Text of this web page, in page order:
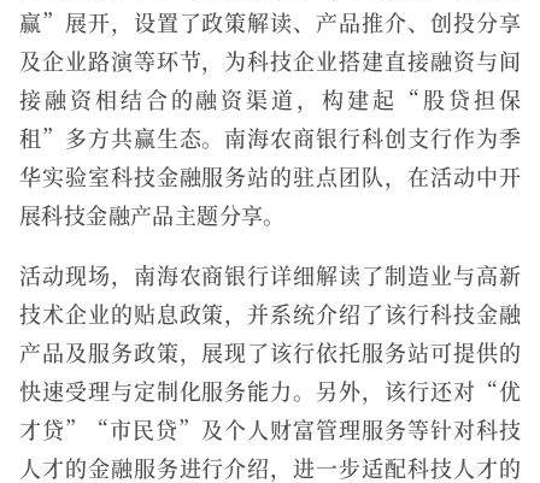
赢”展开，设置了政策解读、产品推介、创投分享
及企业路演等环节，为科技企业搭建直接融资与间
接融资相结合的融资渠道，构建起“股贷担保
租”多方共赢生态。南海农商银行科创支行作为季
华实验室科技金融服务站的驻点团队，在活动中开
展科技金融产品主题分享。
活动现场，南海农商银行详细解读了制造业与高新
技术企业的贴息政策，并系统介绍了该行科技金融
产品及服务政策，展现了该行依托服务站可提供的
快速受理与定制化服务能力。另外，该行还对“优
才贷”“市民贷”及个人财富管理服务等针对科技
人才的金融服务进行介绍，进一步适配科技人才的